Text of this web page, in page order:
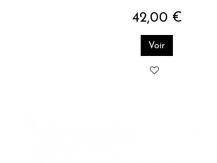
42,00 €
Voir